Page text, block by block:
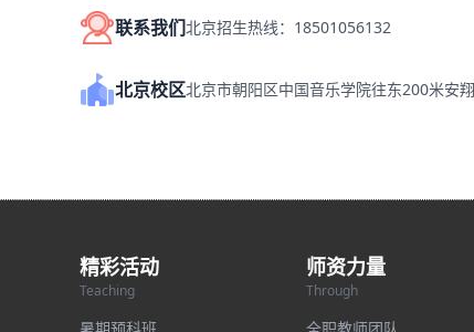
联系我们北京招生热线：18501056132
北京校区北京市朝阳区中国音乐学院往东200米安
精彩活动
Teaching
师资力量
Through